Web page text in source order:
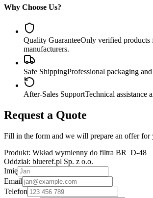
Why Choose Us?
Quality GuaranteeOnly verified products
manufacturers.
Safe ShippingProfessional packaging
After-Sales SupportTechnical assistance
Request a Quote
Fill in the form and we will prepare an offer for
Produkt: Wkład wymienny do filtra BR_D-48
Oddział: blueref.pl Sp. z o.o.
Imię
Email
Telefon